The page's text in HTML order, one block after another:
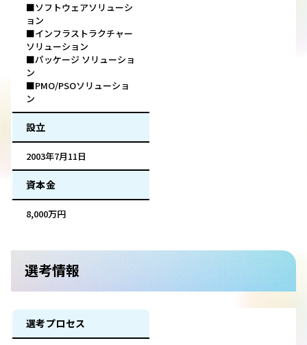
■ソフトウェアソリューシ
ョン
■インフラストラクチャー
ソリューション
■パッケージ ソリューショ
ン
■PMO/PSOソリューショ
ン
設立
2003年7月11日
資本金
8,000万円
選考情報
選考プロセス